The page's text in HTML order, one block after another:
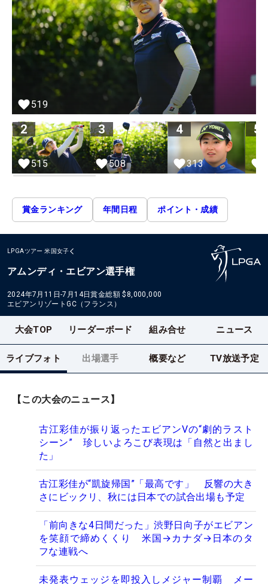
519
2
515
3
508
4
313
5
賞金ランキング 年間日程 ポイント・成績
LPGAツアー 米国女子
アムンディ・エビアン選手権
2024年7月11日-7月14日賞金総額 $8,000,000
エビアンリゾートGC（フランス）
大会TOP リーダーボード 組み合せ ニュース
ライブフォト 出場選手 概要など TV放送予定
【この大会のニュース】
古江彩佳が振り返ったエビアンVの“劇的ラスト
シーン” 珍しいよろこび表現は「自然と出まし
た」
古江彩佳が“凱旋帰国”「最高です」 反響の大き
さにビックリ、秋には日本での試合出場も予定
「前向きな4日間だった」渋野日向子がエビアン
を笑顔で締めくくり 米国→カナダ→日本のタ
フな連戦へ
未発表ウェッジを即投入しメジャー制覇 メー